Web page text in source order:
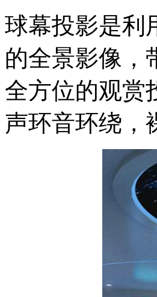
球幕投影是利
的全景影像，
全方位的观赏
声环音环绕，